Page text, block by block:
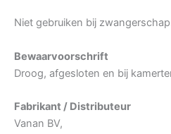
Niet gebruiken bij
Bewaarvoorschrift
Droog, afgesloten en bij
Fabrikant / Distributeur
Vanan BV,